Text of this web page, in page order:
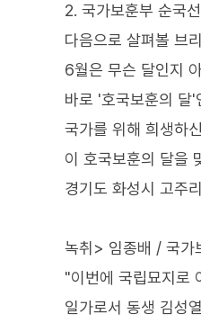
2. 국가보훈부 순국
다음으로 살펴볼 브
6월은 무슨 달인지
바로 '호국보훈의 달'
국가를 위해 희생하
이 호국보훈의 달을
경기도 화성시 고주
녹취> 임종배 / 국가
"이번에 국립묘지로
일가로서 동생 김성